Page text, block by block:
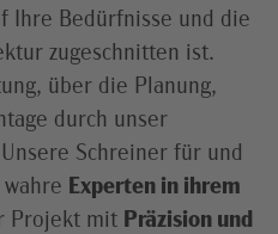
Ihre Bedürfnisse und die
zugeschnitten ist.
über die Planung,
durch unser
Schreiner für und
Experten in ihrem
Projekt mit Präzision und